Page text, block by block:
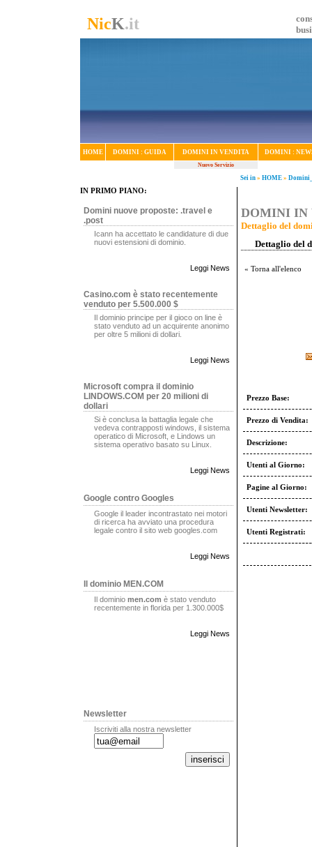
NicK.it
HOME DOMINI : GUIDA DOMINI IN VENDITA DOMINI :
Nuovo Servizio
Sei in » HOME »
IN PRIMO PIANO:
Domini nuove proposte: .travel e
.post
Icann ha accettato le candidature di due
nuovi estensioni di dominio.
Leggi News
Casino.com è stato recentemente
venduto per 5.500.000 $
Il dominio principe per il gioco on line è
stato venduto ad un acquirente anonimo
per oltre 5 milioni di dollari.
Leggi News
Microsoft compra il dominio
LINDOWS.COM per 20 milioni di
dollari
Si è conclusa la battaglia legale che
vedeva contrapposti windows, il sistema
operatico di Microsoft, e Lindows un
sistema operativo basato su Linux.
Leggi News
Google contro Googles
Google il leader incontrastato nei motori
di ricerca ha avviato una procedura
legale contro il sito web googles.com
Leggi News
Il dominio MEN.COM
Il dominio men.com è stato venduto
recentemente in florida per 1.300.000$
Leggi News
Newsletter
Iscriviti alla nostra newsletter
DOMINI IN
Dettaglio del
Dettaglio del
« Torna all'elenco
Prezzo Base:
Prezzo di Vendita:
Descrizione:
Utenti al Giorno:
Pagine al Giorno:
Utenti Newsletter:
Utenti Registrati: